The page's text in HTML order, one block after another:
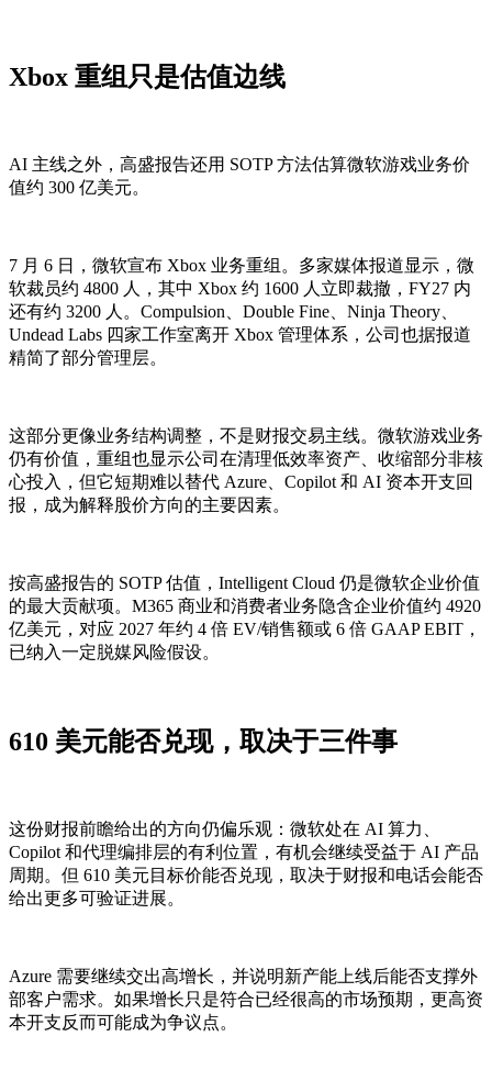
Xbox 重组只是估值边线
AI 主线之外，高盛报告还用 SOTP 方法估算微软游戏业务价
值约 300 亿美元。
7 月 6 日，微软宣布 Xbox 业务重组。多家媒体报道显示，微
软裁员约 4800 人，其中 Xbox 约 1600 人立即裁撤，FY27 内
还有约 3200 人。Compulsion、Double Fine、Ninja Theory、
Undead Labs 四家工作室离开 Xbox 管理体系，公司也据报道
精简了部分管理层。
这部分更像业务结构调整，不是财报交易主线。微软游戏业务
仍有价值，重组也显示公司在清理低效率资产、收缩部分非核
心投入，但它短期难以替代 Azure、Copilot 和 AI 资本开支回
报，成为解释股价方向的主要因素。
按高盛报告的 SOTP 估值，Intelligent Cloud 仍是微软企业价值
的最大贡献项。M365 商业和消费者业务隐含企业价值约 4920
亿美元，对应 2027 年约 4 倍 EV/销售额或 6 倍 GAAP EBIT，
已纳入一定脱媒风险假设。
610 美元能否兑现，取决于三件事
这份财报前瞻给出的方向仍偏乐观：微软处在 AI 算力、
Copilot 和代理编排层的有利位置，有机会继续受益于 AI 产品
周期。但 610 美元目标价能否兑现，取决于财报和电话会能否
给出更多可验证进展。
Azure 需要继续交出高增长，并说明新产能上线后能否支撑外
部客户需求。如果增长只是符合已经很高的市场预期，更高资
本开支反而可能成为争议点。